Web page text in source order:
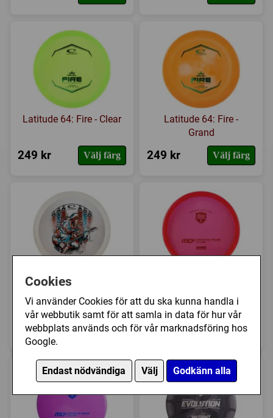
Cookies
Vi använder Cookies för att du ska kunna handla i
vår webbutik samt för att samla in data för hur vår
webbplats används och för vår marknadsföring hos
Google.
Endast nödvändiga Välj Godkänn alla
Latitude 64: Fire - Clear
249 kr Välj färg
Latitude 64: Fire -
Grand
249 kr Välj färg
Latitude 64: Fire
Series 2026 - Clear ...
279 kr Välj färg 209 kr Välj färg